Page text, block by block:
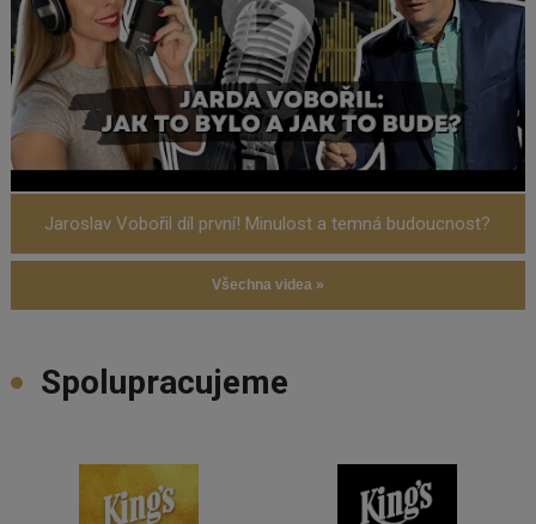
Jaroslav Vobořil díl první! Minulost a temná budoucnost?
Všechna videa »
Spolupracujeme